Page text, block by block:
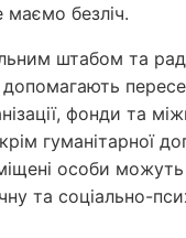
маємо безліч.
штабом та
фонди та
гуманітарної
особи
та соціально-